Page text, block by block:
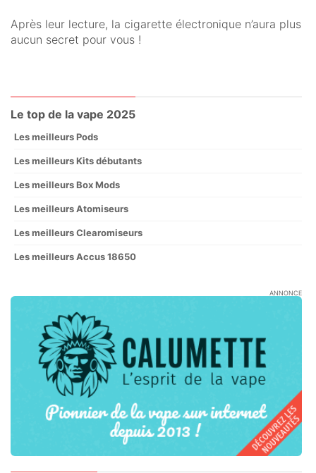
Après leur lecture, la cigarette électronique n’aura plus
aucun secret pour vous !
Le top de la vape 2025
Les meilleurs Pods
Les meilleurs Kits débutants
Les meilleurs Box Mods
Les meilleurs Atomiseurs
Les meilleurs Clearomiseurs
Les meilleurs Accus 18650
ANNONCE